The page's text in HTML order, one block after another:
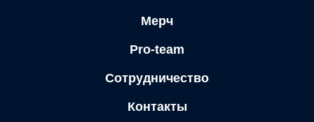
Мерч
Pro-team
Сотрудничество
Контакты